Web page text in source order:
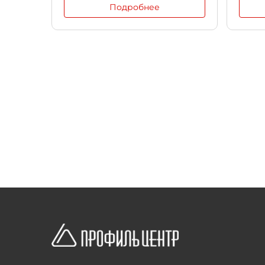
Подробнее